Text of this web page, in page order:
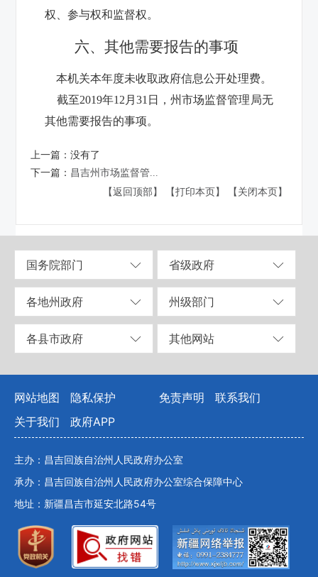
权、参与权和监督权。
六、其他需要报告的事项
本机关本年度未收取政府信息公开处理费。
截至2019年12月31日，州市场监督管理局无
其他需要报告的事项。
上一篇：没有了
下一篇： ​昌吉州市场监督管...
【返回顶部】
【打印本页】 【关闭本页】
国务院部门 省级政府
各地州政府 州级部门
各县市政府 其他网站
网站地图 隐私保护 免责声明
联系我们
关于我们
政府APP
主办：昌吉回族自治州人民政府办公室
承办：昌吉回族自治州人民政府办公室综合保障中心
地址：新疆昌吉市延安北路54号